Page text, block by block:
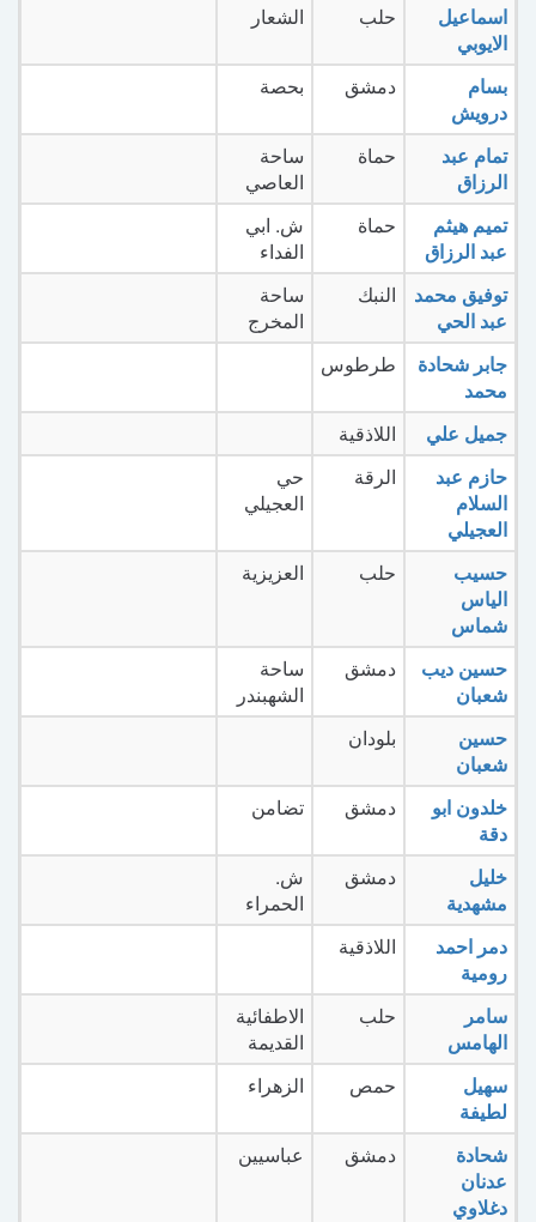
اسماعيل
الايوبي
حلب الشعار
بسام
درويش
دمشق بحصة
تمام عبد
الرزاق
حماة
ساحة
العاصي
تميم هيثم
عبد الرزاق
حماة
ش. ابي
الفداء
توفيق محمد
عبد الحي
النبك
ساحة
المخرج
جابر شحادة
محمد
طرطوس
جميل علي
اللاذقية
حازم عبد
السلام
العجيلي
الرقة
حي
العجيلي
حسيب
الياس
شماس
حلب العزيزية
حسين ديب
شعبان
دمشق
ساحة
الشهبندر
حسين
شعبان
بلودان
خلدون ابو
دقة
دمشق تضامن
خليل
مشهدية
دمشق
ش.
الحمراء
دمر احمد
رومية
اللاذقية
سامر
الهامس
حلب
الاطفائية
القديمة
سهيل
لطيفة
حمص الزهراء
شحادة
عدنان
دغلاوي
دمشق عباسيين